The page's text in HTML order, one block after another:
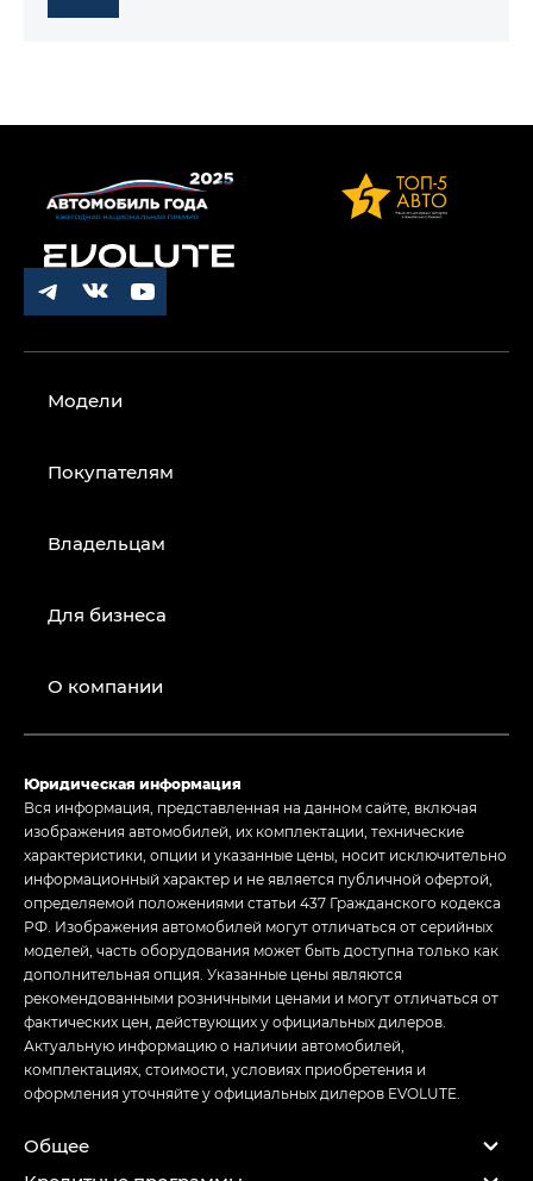
Модели
Покупателям
Владельцам
Для бизнеса
О компании
Юридическая информация
Вся информация, представленная на данном сайте, включая
изображения автомобилей, их комплектации, технические
характеристики, опции и указанные цены, носит исключительно
информационный характер и не является публичной офертой,
определяемой положениями статьи 437 Гражданского кодекса
РФ. Изображения автомобилей могут отличаться от серийных
моделей, часть оборудования может быть доступна только как
дополнительная опция. Указанные цены являются
рекомендованными розничными ценами и могут отличаться от
фактических цен, действующих у официальных дилеров.
Актуальную информацию о наличии автомобилей,
комплектациях, стоимости, условиях приобретения и
оформления уточняйте у официальных дилеров EVOLUTE.
Общее